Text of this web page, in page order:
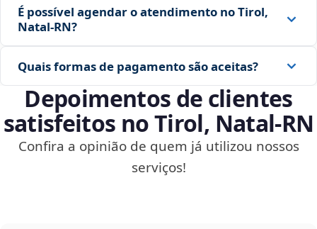
É possível agendar o atendimento no Tirol,
Natal‑RN?
Quais formas de pagamento são aceitas?
Depoimentos de clientes
satisfeitos no Tirol, Natal‑RN
Confira a opinião de quem já utilizou nossos
serviços!